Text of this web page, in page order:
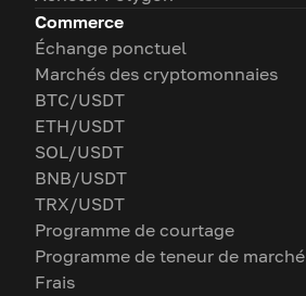
Commerce
Échange ponctuel
Marchés des cryptomonnaies
BTC/USDT
ETH/USDT
SOL/USDT
BNB/USDT
TRX/USDT
Programme de courtage
Programme de teneur de marché
Frais